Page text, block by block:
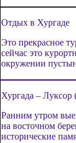
Отдых в Хургаде
Это прекрасное
сейчас это
окружении
Хургада – Луксор
Ранним утром
на восточном
исторические